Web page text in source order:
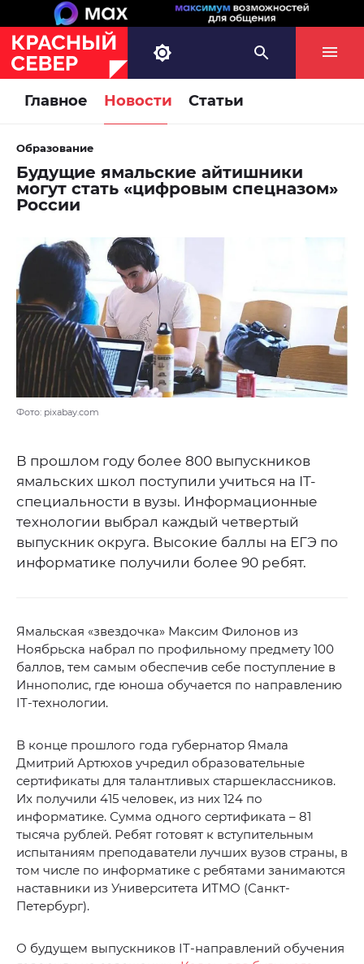
Главное Новости Статьи
Образование
Будущие ямальские айтишники
могут стать «цифровым спецназом»
России
Фото: pixabay.com
В прошлом году более 800 выпускников
ямальских школ поступили учиться на IT-
специальности в вузы. Информационные
технологии выбрал каждый четвертый
выпускник округа. Высокие баллы на ЕГЭ по
информатике получили более 90 ребят.
Ямальская «звездочка» Максим Филонов из
Ноябрьска набрал по профильному предмету 100
баллов, тем самым обеспечив себе поступление в
Иннополис, где юноша обучается по направлению
IT-технологии.
В конце прошлого года губернатор Ямала
Дмитрий Артюхов учредил образовательные
сертификаты для талантливых старшеклассников.
Их получили 415 человек, из них 124 по
информатике. Сумма одного сертификата – 81
тысяча рублей. Ребят готовят к вступительным
испытаниям преподаватели лучших вузов страны, в
том числе по информатике с ребятами занимаются
наставники из Университета ИТМО (Санкт-
Петербург).
О будущем выпускников IT-направлений обучения